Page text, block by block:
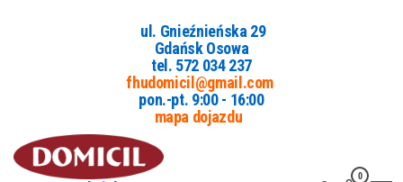
ul. Gnieźnieńska 29
Gdańsk Osowa
tel. 572 034 237
fhudomicil@gmail.com
pon.-pt. 9:00 - 16:00
mapa dojazdu
0